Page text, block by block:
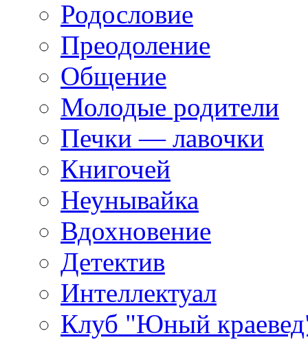
Родословие
Преодоление
Общение
Молодые родители
Печки — лавочки
Книгочей
Неунывайка
Вдохновение
Детектив
Интеллектуал
Клуб "Юный